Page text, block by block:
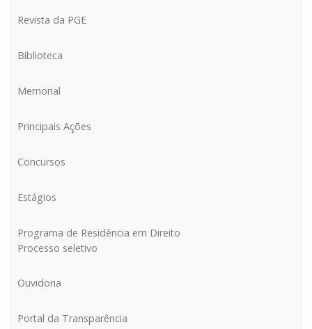
Revista da PGE
Biblioteca
Memorial
Principais Ações
Concursos
Estágios
Programa de Residência em Direito
Processo seletivo
Ouvidoria
Portal da Transparência